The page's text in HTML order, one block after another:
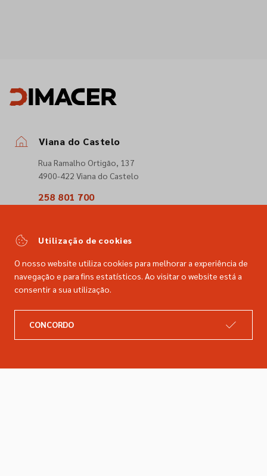
Viana do Castelo
Rua Ramalho Ortigão, 137
4900-422 Viana do Castelo
258 801 700
comercial@dimacer.com
Catálogo
Utilização de cookies
O nosso website utiliza cookies para melhorar a experiência de
navegação e para fins estatísticos. Ao visitar o website está a
consentir a sua utilização.
CONCORDO